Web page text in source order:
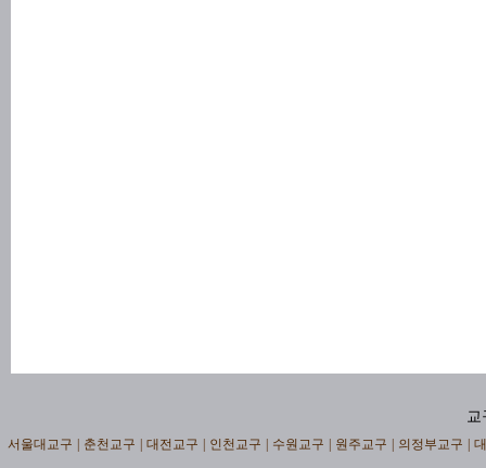
교
서울대교구 춘천교구 대전교구 인천교구 수원교구 원주교구 의정부교구